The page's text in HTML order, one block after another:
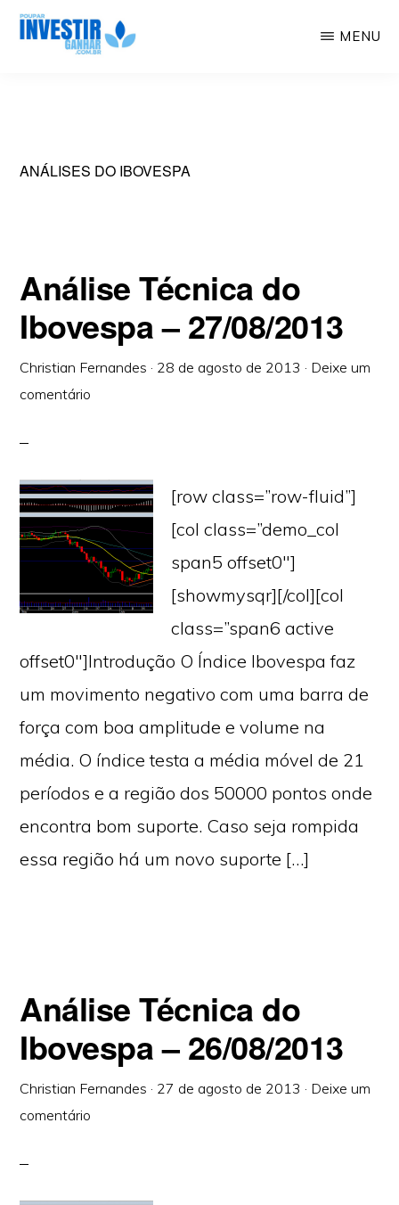
Skip
Geração
MENU
ANÁLISES DO IBOVESPA
Análise Técnica do
Ibovespa – 27/08/2013
Christian Fernandes · 28 de agosto de 2013 · Deixe um
comentário
[row class=”row-fluid”]
[col class=”demo_col
span5 offset0″]
[showmysqr][/col][col
class=”span6 active
offset0″]Introdução O Índice Ibovespa faz
um movimento negativo com uma barra de
força com boa amplitude e volume na
média. O índice testa a média móvel de 21
períodos e a região dos 50000 pontos onde
encontra bom suporte. Caso seja rompida
essa região há um novo suporte […]
Análise Técnica do
Ibovespa – 26/08/2013
Christian Fernandes · 27 de agosto de 2013 · Deixe um
comentário